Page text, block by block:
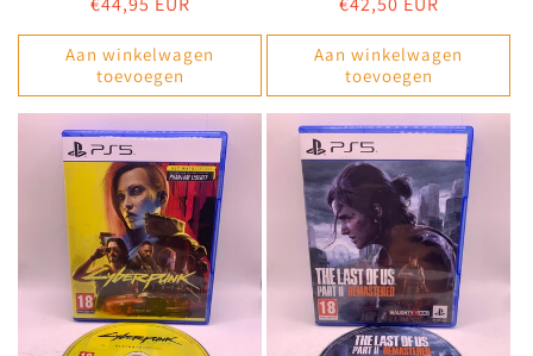
prijs
Aan winkelwagen
toevoegen
prijs
Aan winkelwagen
toevoegen